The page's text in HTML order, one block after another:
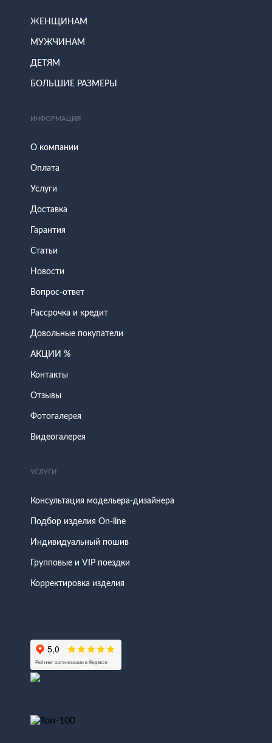
ЖЕНЩИНАМ
МУЖЧИНАМ
ДЕТЯМ
БОЛЬШИЕ РАЗМЕРЫ
ИНФОРМАЦИЯ
О компании
Оплата
Услуги
Доставка
Гарантия
Статьи
Новости
Вопрос-ответ
Рассрочка и кредит
Довольные покупатели
АКЦИИ %
Контакты
Отзывы
Фотогалерея
Видеогалерея
УСЛУГИ
Консультация модельера-дизайнера
Подбор изделия On-line
Индивидуальный пошив
Групповые и VIP поездки
Корректировка изделия